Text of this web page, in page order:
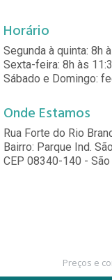
Horário
Segunda à quinta: 8h
Sexta-feira: 8h às
Sábado e Domingo:
Onde Estamos
Rua Forte do Rio
Bairro: Parque Ind.
CEP 08340-140 -
Preços e